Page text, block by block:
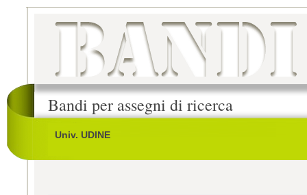
Bandi per assegni di ricerca
Univ. UDINE